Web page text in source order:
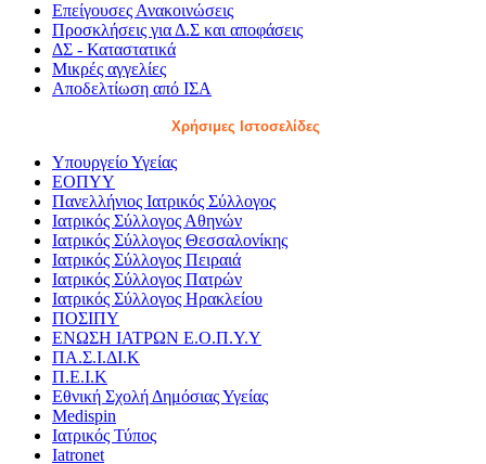
Επείγουσες Ανακοινώσεις
Προσκλήσεις για Δ.Σ και αποφάσεις
ΔΣ - Καταστατικά
Μικρές αγγελίες
Αποδελτίωση από ΙΣΑ
Χρήσιμες Ιστοσελίδες
Υπουργείο Υγείας
ΕΟΠΥΥ
Πανελλήνιος Ιατρικός Σύλλογος
Ιατρικός Σύλλογος Αθηνών
Ιατρικός Σύλλογος Θεσσαλονίκης
Ιατρικός Σύλλογος Πειραιά
Ιατρικός Σύλλογος Πατρών
Ιατρικός Σύλλογος Ηρακλείου
ΠΟΣΙΠΥ
ΕΝΩΣΗ ΙΑΤΡΩΝ Ε.Ο.Π.Υ.Υ
ΠΑ.Σ.Ι.ΔΙ.Κ
Π.Ε.Ι.Κ
Εθνική Σχολή Δημόσιας Υγείας
Medispin
Ιατρικός Τύπος
Iatronet